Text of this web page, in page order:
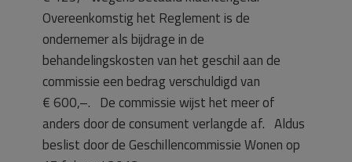
Overeenkomstig het Reglement is de
ondernemer als bijdrage in de
behandelingskosten van het geschil aan de
commissie een bedrag verschuldigd van
€ 600,–. De commissie wijst het meer of
anders door de consument verlangde af. Aldus
beslist door de Geschillencommissie Wonen op